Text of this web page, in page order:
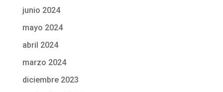
junio 2024
mayo 2024
abril 2024
marzo 2024
diciembre 2023